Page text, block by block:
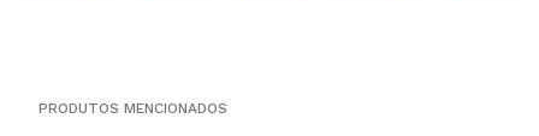
PRODUTOS MENCIONADOS